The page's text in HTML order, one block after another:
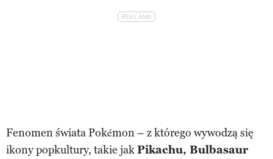
Fenomen świata Pokémon – z którego wywodzą się
ikony popkultury, takie jakPikachu, Bulbasaur